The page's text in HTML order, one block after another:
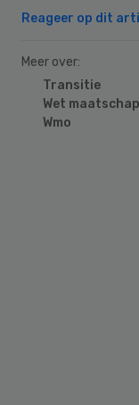
Reageer op dit
Meer over:
Transitie
Wet
Wmo